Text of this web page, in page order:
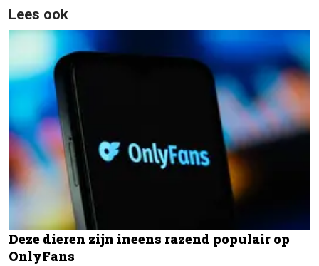
Lees ook
Deze dieren zijn ineens razend populair op
OnlyFans